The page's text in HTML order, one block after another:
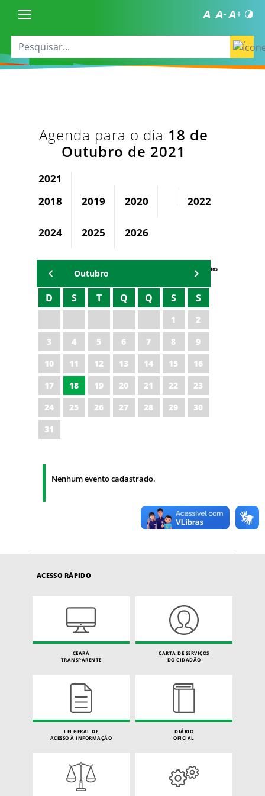
Agenda para o dia 18 de
Outubro de 2021
2021
2018
2019 2020 2022
2024 2025 2026
Eventos
Outubro
D S T Q Q S S
1
2
3
4 5 6 7 8
9
10
11 12 13 14 15
16
17
18 19 20 21 22
23
24
25 26 27 28 29
30
31
Nenhum evento cadastrado.
ACESSO RÁPIDO
CEARÁ
TRANSPARENTE
CARTA DE SERVIÇOS
DO CIDADÃO
LEI GERAL DE
ACESSO À INFORMAÇÃO
DIÁRIO
OFICIAL